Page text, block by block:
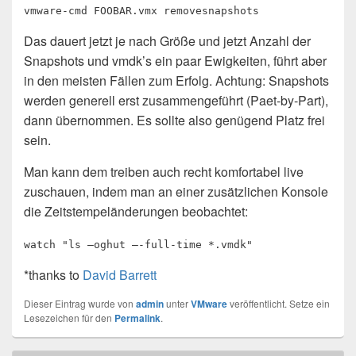
vmware-cmd FOOBAR.vmx removesnapshots
Das dauert jetzt je nach Größe und jetzt Anzahl der
Snapshots und vmdk’s ein paar Ewigkeiten, führt aber
in den meisten Fällen zum Erfolg. Achtung: Snapshots
werden generell erst zusammengeführt (Paet-by-Part),
dann übernommen. Es sollte also genügend Platz frei
sein.
Man kann dem treiben auch recht komfortabel live
zuschauen, indem man an einer zusätzlichen Konsole
die Zeitstempeländerungen beobachtet:
watch "ls –oghut –-full-time *.vmdk"
*thanks to David Barrett
Dieser Eintrag wurde von adminunterVMwareveröffentlicht. Setze ein
Lesezeichen für den Permalink.